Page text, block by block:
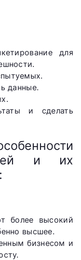
для
данные.
и сделать
и их
более высокий
высшее.
бизнесом и